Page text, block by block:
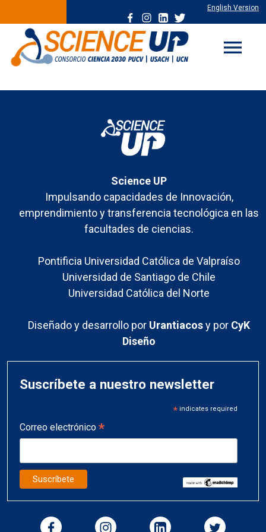
English Version
menu
Science UP
Impulsando capacidades de Innovación,
emprendimiento y transferencia tecnológica en las
facultades de ciencias.
Pontificia Universidad Católica de Valpraíso
Universidad de Santiago de Chile
Universidad Católica del Norte
Diseñado y desarrollo por Urantiacosy por CyK
Diseño
Suscríbete a nuestro newsletter
*indicates required
Correo electrónico *